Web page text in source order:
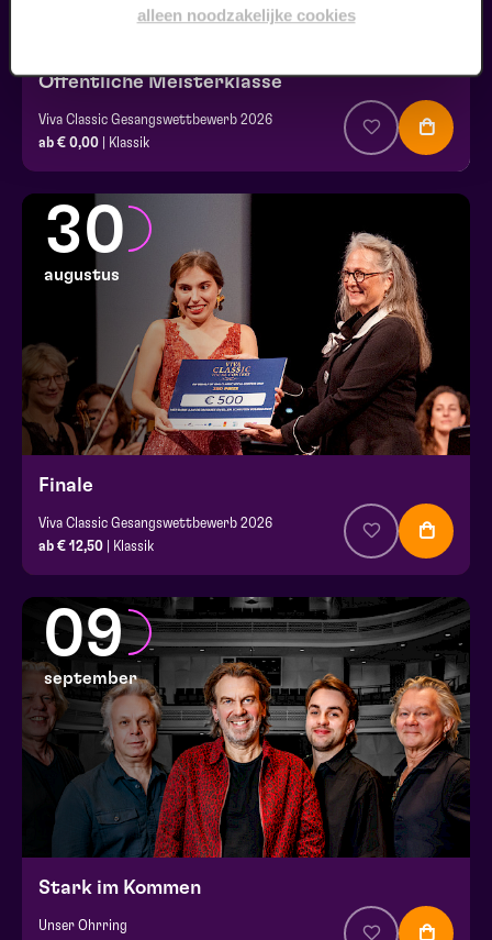
alleen noodzakelijke cookies
Öffentliche Meisterklasse
Viva Classic Gesangswettbewerb 2026
ab € 0,00 | Klassik
30
augustus
Finale
Viva Classic Gesangswettbewerb 2026
ab € 12,50 | Klassik
09
september
Stark im Kommen
Unser Ohrring